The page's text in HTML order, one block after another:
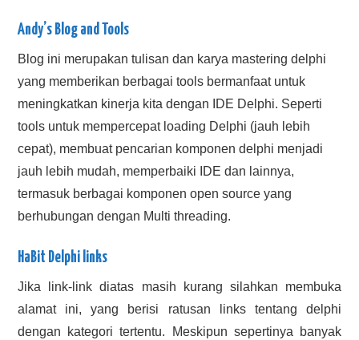
Andy’s Blog and Tools
Blog ini merupakan tulisan dan karya mastering delphi
yang memberikan berbagai tools bermanfaat untuk
meningkatkan kinerja kita dengan IDE Delphi. Seperti
tools untuk mempercepat loading Delphi (jauh lebih
cepat), membuat pencarian komponen delphi menjadi
jauh lebih mudah, memperbaiki IDE dan lainnya,
termasuk berbagai komponen open source yang
berhubungan dengan Multi threading.
HaBit Delphi links
Jika link-link diatas masih kurang silahkan membuka
alamat ini, yang berisi ratusan links tentang delphi
dengan kategori tertentu. Meskipun sepertinya banyak